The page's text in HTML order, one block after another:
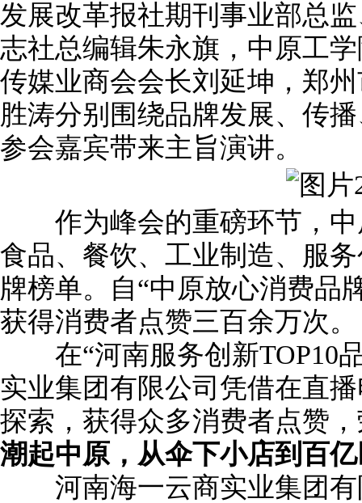
发展改革报社期刊事业部总
志社总编辑朱永旗，中原工
传媒业商会会长刘延坤，郑
胜涛分别围绕品牌发展、传
参会嘉宾带来主旨演讲。
作为峰会的重磅环节，中
食品、餐饮、工业制造、服
牌榜单。自“中原放心消费品
获得消费者点赞三百余万次。
在“河南服务创新TOP10
实业集团有限公司凭借在直
探索，获得众多消费者点赞
潮起中原，从伞下小店到百
河南海一云商实业集团有